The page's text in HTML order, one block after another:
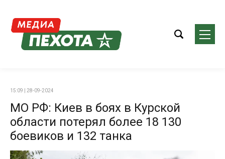
15:09 | 28-09-2024
МО РФ: Киев в боях в Курской
области потерял более 18 130
боевиков и 132 танка